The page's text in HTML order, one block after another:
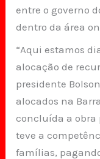
entre o governo
dentro da área
“Aqui estamos
alocação de
presidente
alocados na
concluída a obra
teve a
famílias,